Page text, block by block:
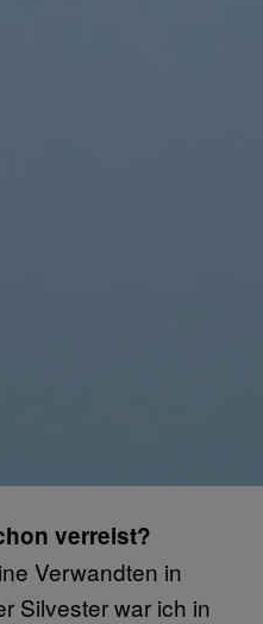
verreist?
Verwandten in
Silvester war ich in